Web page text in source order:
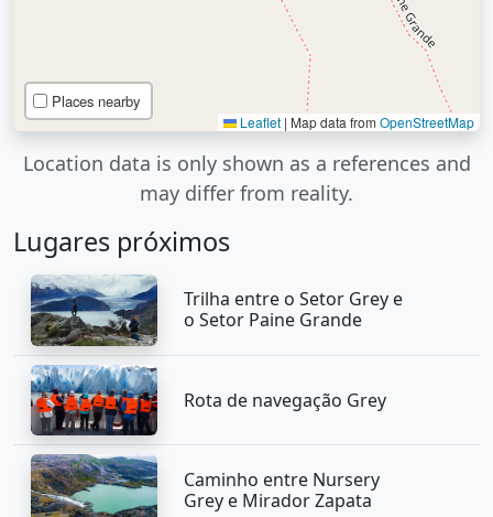
Places nearby
Leaflet | Map data from OpenStreetMap
Location data is only shown as a references and
may differ from reality.
Lugares próximos
Trilha entre o Setor Grey e
o Setor Paine Grande
Rota de navegação Grey
Caminho entre Nursery
Grey e Mirador Zapata